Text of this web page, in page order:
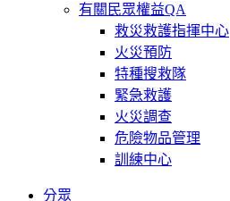
有關民眾權益QA
救災救護指揮中心
火災預防
特種搜救隊
緊急救護
火災調查
危險物品管理
訓練中心
分眾